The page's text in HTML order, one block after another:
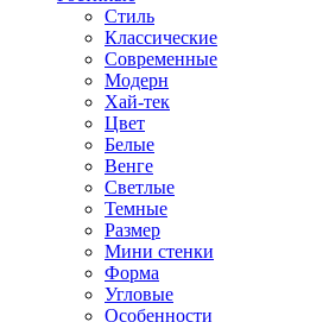
Стиль
Классические
Современные
Модерн
Хай-тек
Цвет
Белые
Венге
Светлые
Темные
Размер
Мини стенки
Форма
Угловые
Особенности